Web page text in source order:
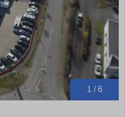
1 / 6